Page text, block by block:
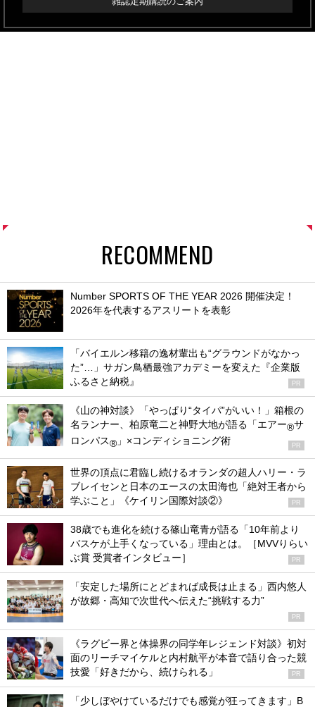
RECOMMEND
Number SPORTS OF THE YEAR 2026 開催決定！
2026年を代表するアスリートを表彰
「バイエルン移籍の逸材輩出も“グラウンドがなかっ
た”…」サガン鳥栖最強アカデミーを変えた『企業版
ふるさと納税』
PR
《山の神対談》「やっぱり“タイパ”がいい！」箱根の
名ランナー、柏原竜二と神野大地が語る「エアー®サ
ロンパス® 」×コンディショニング術 PR
世界の頂点に君臨し続けるオランダの超人ハリー・ラ
ブレイセンと日本のエースの太田海也「絶対王者から
学ぶこと」《ケイリン国際対談②》
PR
38歳でも進化を続ける篠山竜青が語る「10年前より
バスケが上手くなっている」理由とは。［MVVりらい
ぶ賞 受賞者インタビュー］
PR
「安定した場所にとどまれば成長は止まる」西内悠人
が故郷・高知で次世代へ伝えた“挑戦する力”
PR
《ラグビー界と体操界の同学年レジェンド対談》初対
面のリーチマイケルと内村航平が本音で語り合った競
技愛「好きだから、続けられる」
PR
「少しぼやけているだけでも感覚が狂ってきます」B